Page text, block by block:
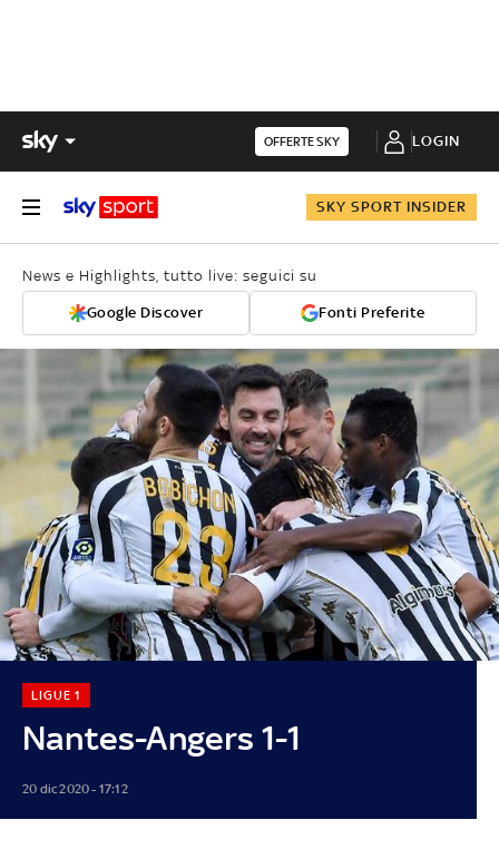
OFFERTE SKY LOGIN
SKY SPORT INSIDER
News e Highlights, tutto live: seguici su
Google Discover Fonti Preferite
Nantes-Angers 1-1
LIGUE 1
20 dic 2020 - 17:12